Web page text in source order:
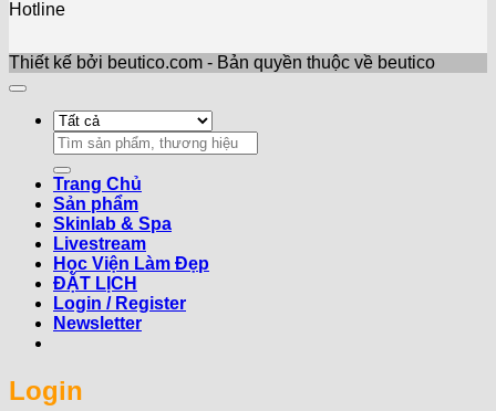
Hotline
Thiết kế bởi beutico.com - Bản quyền thuộc về beutico
Search
for:
Trang Chủ
Sản phẩm
Skinlab & Spa
Livestream
Học Viện Làm Đẹp
ĐẶT LỊCH
Login / Register
Newsletter
Login